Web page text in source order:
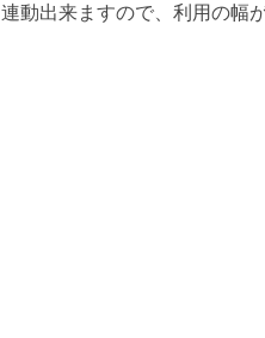
連動出来ますので、利用の幅